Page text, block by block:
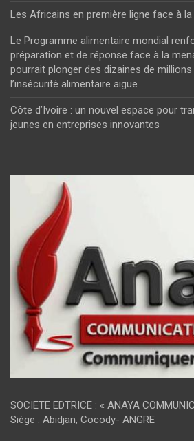
Les Africains en première ligne face à
Le Programme alimentaire mondial
préparation et de réponse face à la
pourrait plonger des dizaines de
l’insécurité alimentaire aiguë
Côte d’Ivoire : un nouvel espace pour
jeunes en entreprises innovantes
SOCIETE EDTRICE : « ANAYA
Siège : Abidjan, Cocody- ANGRE